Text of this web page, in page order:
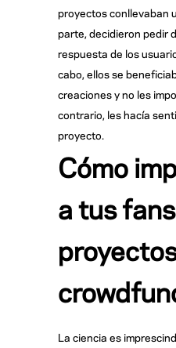
proyectos conllevaban
parte, decidieron pedir
respuesta de los
cabo, ellos se
creaciones y no les
contrario, les hacía
proyecto.
Cómo
a tus
La ciencia es